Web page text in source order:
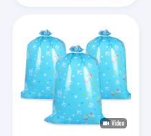
Producten
Ongeveer ons
Fabrieksreis